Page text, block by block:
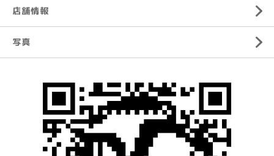
店舗情報
写真